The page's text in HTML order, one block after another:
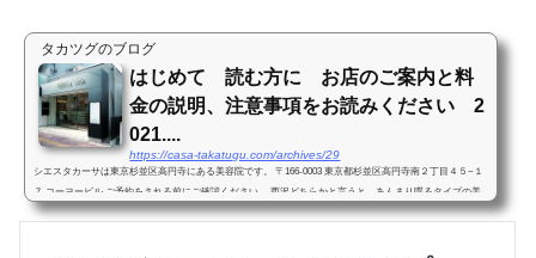
タカツグのブログ
はじめて 読む方に お店のご案内と料
金の説明、注意事項をお読みください 2
021....
https://casa-takatugu.com/archives/29
シエスタカーサは東京杉並区高円寺にある美容院です。 〒166-0003 東京都杉並区高円寺南２丁目４５−１
７ コーヨービル ご予約をされる前にご確認ください。 西沢どちらかと言うと、あんまり喋るタイプの美
容師ではないと思います。髪、髪型の事以外あまり喋...